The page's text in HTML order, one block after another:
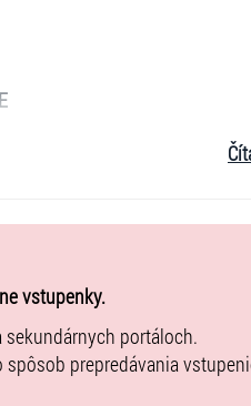
vstupenky.
portáloch.
prepredávania